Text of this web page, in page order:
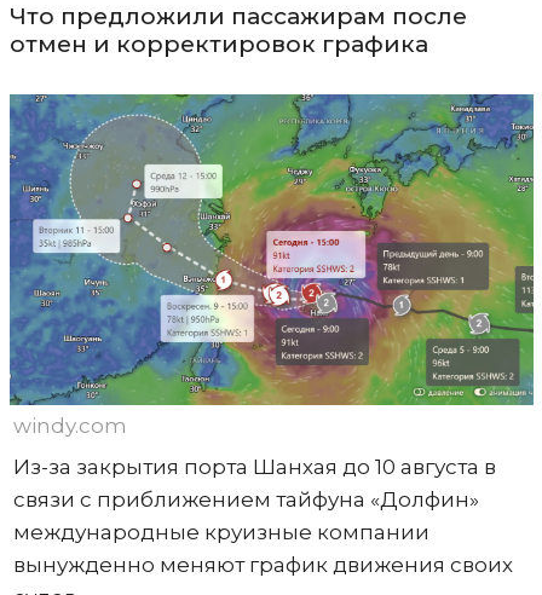
Что предложили пассажирам после
отмен и корректировок графика
windy.com
Из-за закрытия порта Шанхая до 10 августа в
связи с приближением тайфуна «Долфин»
международные круизные компании
вынужденно меняют график движения своих